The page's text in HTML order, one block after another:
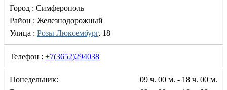
Город : Симферополь
Район : Железнодорожный
Улица : Розы Люксембург, 18
Телефон : +7(3652)294038
Понедельник:
09 ч. 00 м. - 18 ч. 00 м.